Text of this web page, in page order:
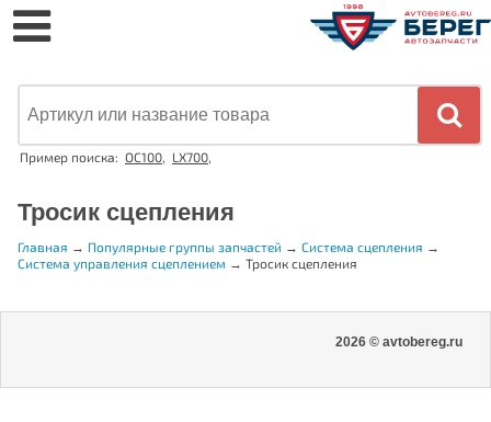
Пример поиска: OC100, LX700,
Тросик сцепления
Главная → Популярные группы запчастей → Система сцепления →
Система управления сцеплением → Тросик сцепления
2026 © avtobereg.ru